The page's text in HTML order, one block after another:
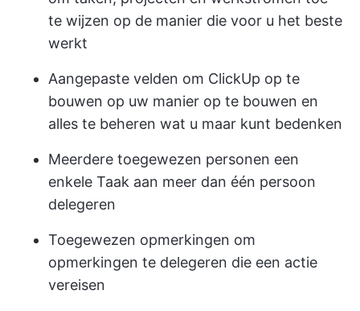
te wijzen op de manier die voor u het beste
werkt
Aangepaste velden om ClickUp op te
bouwen op uw manier op te bouwen en
alles te beheren wat u maar kunt bedenken
Meerdere toegewezen personen een
enkele Taak aan meer dan één persoon
delegeren
Toegewezen opmerkingen om
opmerkingen te delegeren die een actie
vereisen